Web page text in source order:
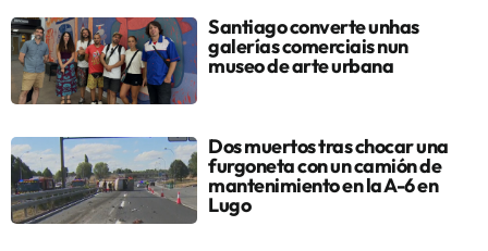
Santiago converte unhas
galerías comerciais nun
museo de arte urbana
Dos muertos tras chocar una
furgoneta con un camión de
mantenimiento en la A-6 en
Lugo